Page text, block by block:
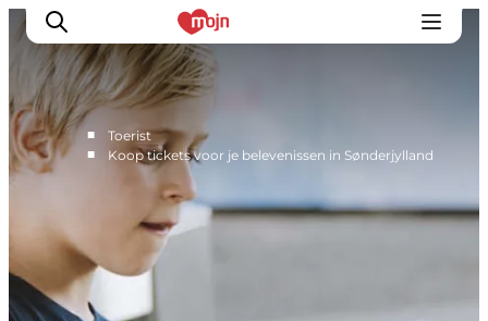
Activiteiten
Bestemmingen
Events
Accommodaties
Plan je reis
■
Toerist
■
Koop tickets voor je belevenissen in Sønderjylland